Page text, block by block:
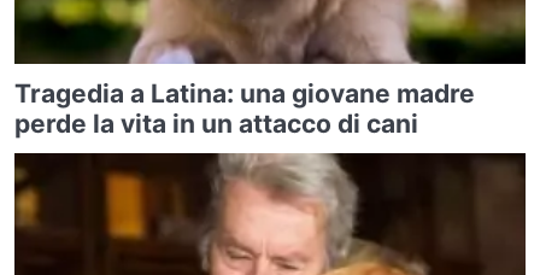
Tragedia a Latina: una giovane madre
perde la vita in un attacco di cani